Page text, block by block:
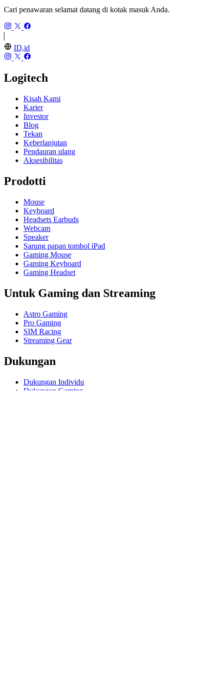
Cari penawaran selamat datang di kotak masuk Anda.
ID,id
Logitech
Kisah Kami
Karier
Investor
Blog
Tekan
Keberlanjutan
Pendauran ulang
Aksesibilitas
Prodotti
Mouse
Keyboard
Headsets Earbuds
Webcam
Speaker
Sarung papan tombol iPad
Gaming Mouse
Gaming Keyboard
Gaming Headset
Untuk Gaming dan Streaming
Astro Gaming
Pro Gaming
SIM Racing
Streaming Gear
Dukungan
Dukungan Individu
Dukungan Gaming